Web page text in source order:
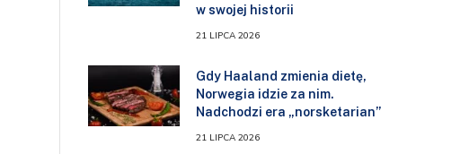
w swojej historii
21 LIPCA 2026
Gdy Haaland zmienia dietę,
Norwegia idzie za nim.
Nadchodzi era „norsketarian”
21 LIPCA 2026